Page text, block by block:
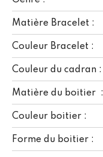
Matière Bracelet :
Couleur Bracelet :
Couleur du cadran :
Matière du boitier :
Couleur boitier :
Forme du boitier :